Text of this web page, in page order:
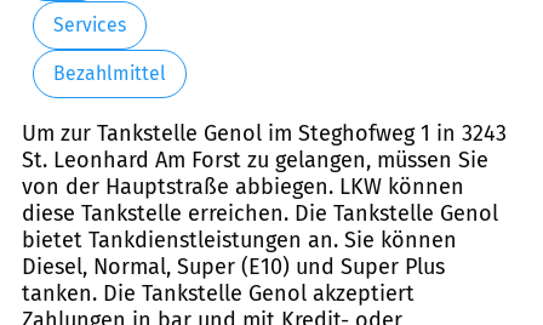
Services
Bezahlmittel
Um zur Tankstelle Genol im Steghofweg 1 in 3243
St. Leonhard Am Forst zu gelangen, müssen Sie
von der Hauptstraße abbiegen. LKW können
diese Tankstelle erreichen. Die Tankstelle Genol
bietet Tankdienstleistungen an. Sie können
Diesel, Normal, Super (E10) und Super Plus
tanken. Die Tankstelle Genol akzeptiert